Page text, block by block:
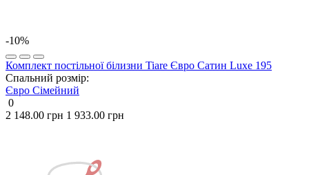
-10%
Комплект постільної білизни Tiare Євро Сатин Luxe 195
Спальний розмір:
Євро Сімейний
0
2 148.00 грн 1 933.00 грн